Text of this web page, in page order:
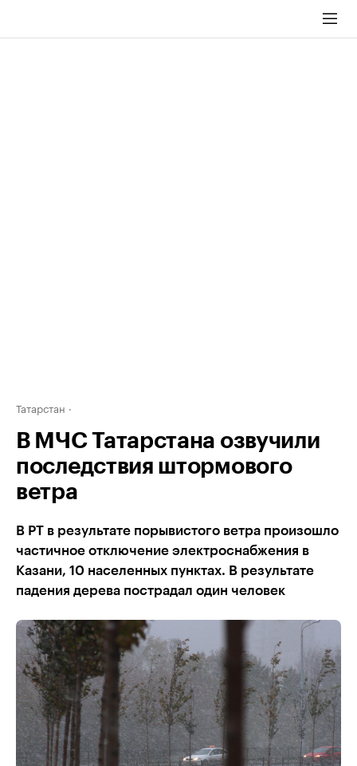
Татарстан
В МЧС Татарстана озвучили
последствия штормового
ветра
В РТ в результате порывистого ветра произошло
частичное отключение электроснабжения в
Казани, 10 населенных пунктах. В результате
падения дерева пострадал один человек